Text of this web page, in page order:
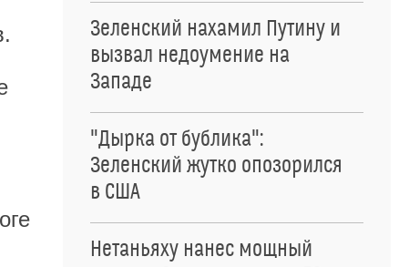
Зеленский нахамил Путину и
вызвал недоумение на
Западе
"Дырка от бублика":
Зеленский жутко опозорился
в США
Нетаньяху нанес мощный